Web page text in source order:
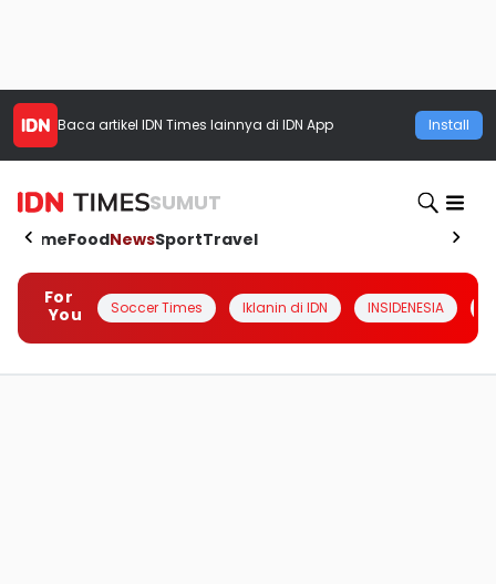
Baca artikel IDN Times lainnya di IDN App Install
SUMUT
HomeFoodNewsSportTravel
For
You
Soccer Times Iklanin di IDN INSIDENESIA